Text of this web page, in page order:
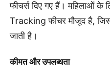
फीचर्स दिए गए हैं। महिलाओं
Tracking फीचर मौजूद है,
जाती है।
कीमत और उपलब्धता